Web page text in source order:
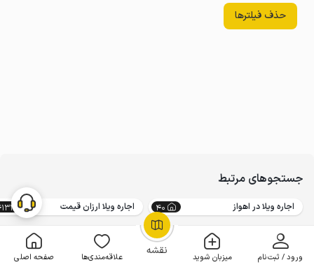
نقشه ورود / ثبت‌نام میزبان شوید علاقه‌مندی‌ها صفحه اصلی
OpenStreetMap
حذف فیلترها
جستجوهای مرتبط
اجاره ویلا در اهواز 40 اجاره ویلا ارزان قیمت